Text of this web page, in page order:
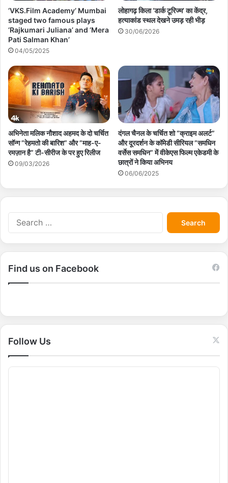
‘VKS.Film Academy’ Mumbai
staged two famous plays
‘Rajkumari Juliana’ and ‘Mera
Pati Salman Khan’
04/05/2025
लोहागढ़ किला ‘डार्क टूरिज्म’ का केंद्र,
हत्याकांड स्थल देखने उमड़ रही भीड़
30/06/2026
अभिनेता मलिक नौशाद अहमद के दो चर्चित
सॉन्ग ”रेहमतो की बारिश” और ”माह-ए-
रमज़ान है” टी-सीरीज के पर हुए रिलीज
09/03/2026
दंगल चैनल के चर्चित शो “क्राइम अलर्ट”
और दूरदर्शन के कॉमेडी सीरियल ”समधिन
वर्सेस समधिन” में वीकेएस फिल्म एकेडमी के
छात्रों ने किया अभिनय
06/06/2025
S
e
a
r
r
Find us on Facebook
Follow Us